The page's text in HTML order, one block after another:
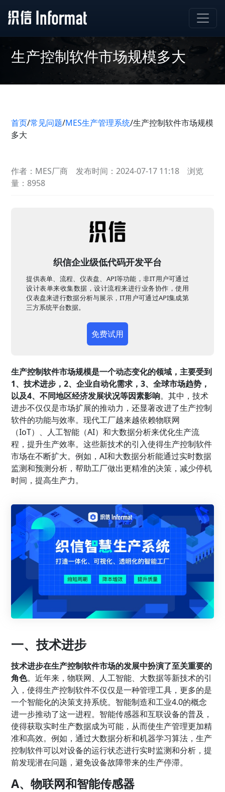
生产控制软件市场规模多大
首页/常见问题/MES生产管理系统/生产控制软件市场规模
多大
作者：MES厂商 发布时间：2024-07-17 11:18
浏览
量：8958
织信企业级低代码开发平台
提供表单、流程、仪表盘、API等功能，非IT用户可通过
设计表单来收集数据，设计流程来进行业务协作，使用
仪表盘来进行数据分析与展示，IT用户可通过API集成第
三方系统平台数据。
免费试用
生产控制软件市场规模是一个动态变化的领域，主要受到
1、技术进步，2、企业自动化需求，3、全球市场趋势，
以及4、不同地区经济发展状况等因素影响。其中，技术
进步不仅仅是市场扩展的推动力，还显著改进了生产控制
软件的功能与效率。现代工厂越来越依赖物联网
（IoT）、人工智能（AI）和大数据分析来优化生产流
程，提升生产效率。这些新技术的引入使得生产控制软件
市场在不断扩大。例如，AI和大数据分析能通过实时数据
监测和预测分析，帮助工厂做出更精准的决策，减少停机
时间，提高生产力。
一、技术进步
技术进步在生产控制软件市场的发展中扮演了至关重要的
角色。近年来，物联网、人工智能、大数据等新技术的引
入，使得生产控制软件不仅仅是一种管理工具，更多的是
一个智能化的决策支持系统。智能制造和工业4.0的概念
进一步推动了这一进程。智能传感器和互联设备的普及，
使得获取实时生产数据成为可能，从而使生产管理更加精
准和高效。例如，通过大数据分析和机器学习算法，生产
控制软件可以对设备的运行状态进行实时监测和分析，提
前发现潜在问题，避免设备故障带来的生产停滞。
A、物联网和智能传感器